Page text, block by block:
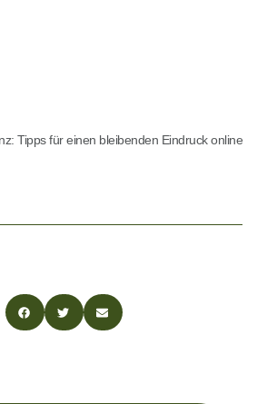
Tipps für einen bleibenden Eindruck online